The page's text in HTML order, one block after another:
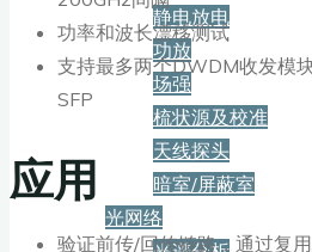
静电放电
功放
场强
梳状源及校准
天线探头
暗室/屏蔽室
光网络
功率和波长漂移测试
支持最多两个DWDM收发模
SFP
应用
验证前传/回传链路，通过复